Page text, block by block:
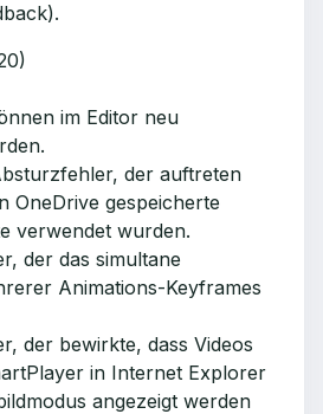
im Editor neu
der auftreten
OneDrive gespeicherte
verwendet wurden.
der das simultane
Animations-Keyframes
der bewirkte, dass Videos
in Internet Explorer
angezeigt werden